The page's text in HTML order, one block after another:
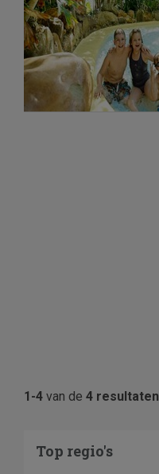
1-4 van de 4 resultaten
Top regio's